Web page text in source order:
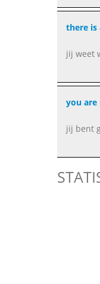
there is
jij weet
you are
jij bent